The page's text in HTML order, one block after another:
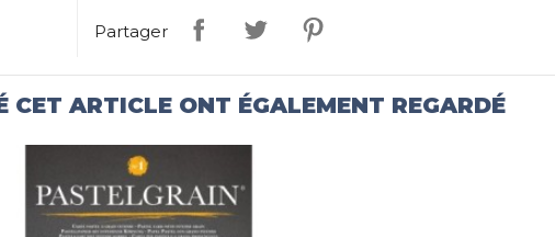
Partager
CET ARTICLE ONT ÉGALEMENT REGARDÉ